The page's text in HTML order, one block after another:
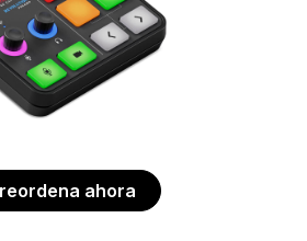
ahora